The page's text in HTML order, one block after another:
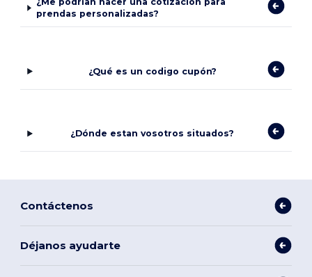
prendas personalizadas?
¿Qué es un codigo cupón?
¿Dónde estan vosotros situados?
Contáctenos
Déjanos ayudarte